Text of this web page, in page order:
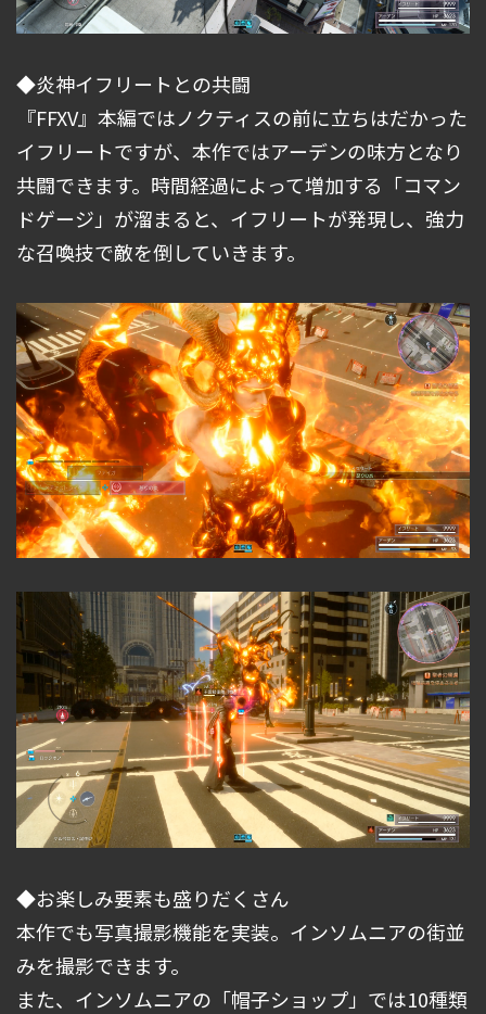
◆炎神イフリートとの共闘
『FFXV』本編ではノクティスの前に立ちはだかった
イフリートですが、本作ではアーデンの味方となり
共闘できます。時間経過によって増加する「コマン
ドゲージ」が溜まると、イフリートが発現し、強力
な召喚技で敵を倒していきます。
◆お楽しみ要素も盛りだくさん
本作でも写真撮影機能を実装。インソムニアの街並
みを撮影できます。
また、インソムニアの「帽子ショップ」では10種類